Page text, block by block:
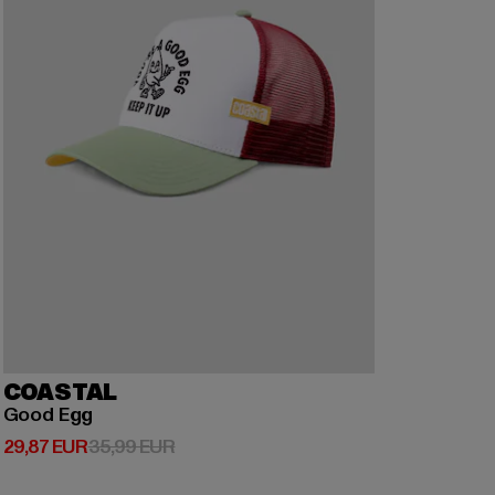
COASTAL
Good Egg
29,87 EUR
Ajankohtainen hinta: 29,87 EUR
35,99 EURKampanjahinta: 35,99 EUR